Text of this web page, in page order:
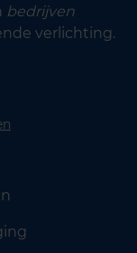
bedrijven
verlichting.